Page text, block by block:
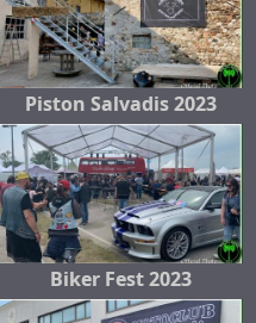
Piston Salvadis 2023
Biker Fest 2023